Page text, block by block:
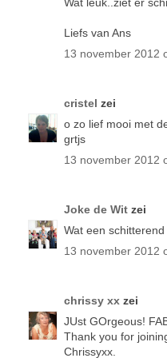
Liefs van Ans
13 november 2012
cristel zei
o zo lief mooi met
grtjs
13 november 2012
Joke de Wit zei
Wat een
13 november 2012
chrissy xx zei
JUst GOrgeous!
Thank you for
Chrissyxx.